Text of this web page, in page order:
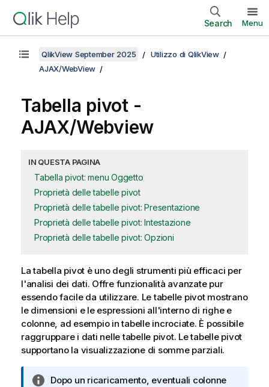
Search Menu
QlikView September 2025
Utilizzo di QlikView
AJAX/WebView
Tabella pivot -
AJAX/Webview
IN QUESTA PAGINA
Tabella pivot: menu Oggetto
Proprietà delle tabelle pivot
Proprietà delle tabelle pivot: Presentazione
Proprietà delle tabelle pivot: Intestazione
Proprietà delle tabelle pivot: Opzioni
La tabella pivot è uno degli strumenti più efficaci per
l'analisi dei dati. Offre funzionalità avanzate pur
essendo facile da utilizzare. Le tabelle pivot mostrano
le dimensioni e le espressioni all'interno di righe e
colonne, ad esempio in tabelle incrociate. È possibile
raggruppare i dati nelle tabelle pivot. Le tabelle pivot
supportano la visualizzazione di somme parziali.
N
Dopo un ricaricamento, eventuali colonne